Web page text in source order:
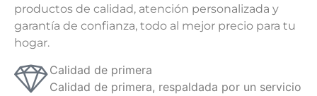
productos de calidad, atención personalizada y
garantía de confianza, todo al mejor precio para tu
hogar.
Calidad de primera
Calidad de primera, respaldada por un servicio